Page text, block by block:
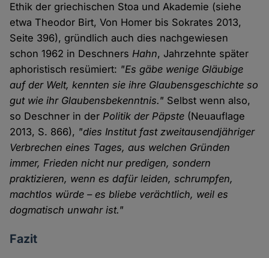
Ethik der griechischen Stoa und Akademie (siehe
etwa Theodor Birt, Von Homer bis Sokrates 2013,
Seite 396), gründlich auch dies nachgewiesen
schon 1962 in DeschnersHahn, Jahrzehnte später
aphoristisch resümiert: "Es gäbe wenige Gläubige
auf der Welt, kennten sie ihre Glaubensgeschichte so
gut wie ihr Glaubensbekenntnis." Selbst wenn also,
so Deschner in derPolitik der Päpste (Neuauflage
2013, S. 866), "dies Institut fast zweitausendjähriger
Verbrechen eines Tages, aus welchen Gründen
immer, Frieden nicht nur predigen, sondern
praktizieren, wenn es dafür leiden, schrumpfen,
machtlos würde – es bliebe verächtlich, weil es
dogmatisch unwahr ist."
Fazit